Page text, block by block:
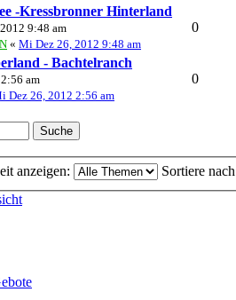
-Kressbronner Hinterland
9:48 am
« Mi Dez 26, 2012 9:48 am
0
- Bachtelranch
am
Dez 26, 2012 2:56 am
0
Suche
anzeigen:
Sortiere nach